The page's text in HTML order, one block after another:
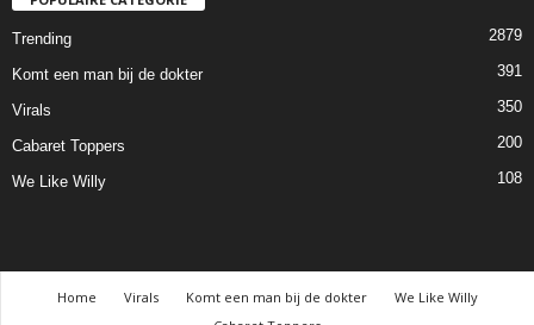
Trending 2879
Komt een man bij de dokter 391
Virals 350
Cabaret Toppers 200
We Like Willy 108
Home Virals Komt een man bij de dokter
We Like Willy